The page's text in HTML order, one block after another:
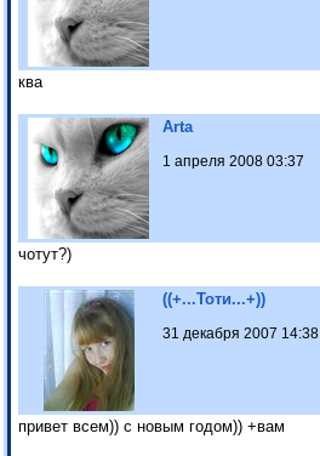
ква
Arta
1 апреля 2008 03:37
чотут?)
((+...Тоти...+))
31 декабря 2007 14:38
привет всем)) с новым годом)) +вам